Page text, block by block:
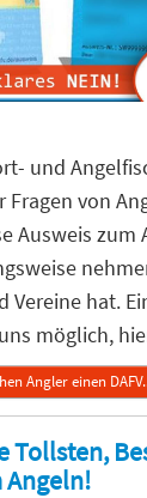
und
Fragen von
Ausweis
Vereine hat.
möglich,
Angler einen
Tollsten,
Angeln!